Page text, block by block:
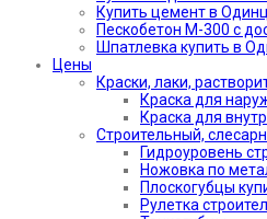
Купить цемент в
Пескобетон М-300 с
Шпатлевка купить в
Цены
Краски, лаки,
Краска для
Краска для
Строительный,
Гидроуровень
Ножовка по
Плоскогубцы
Рулетка